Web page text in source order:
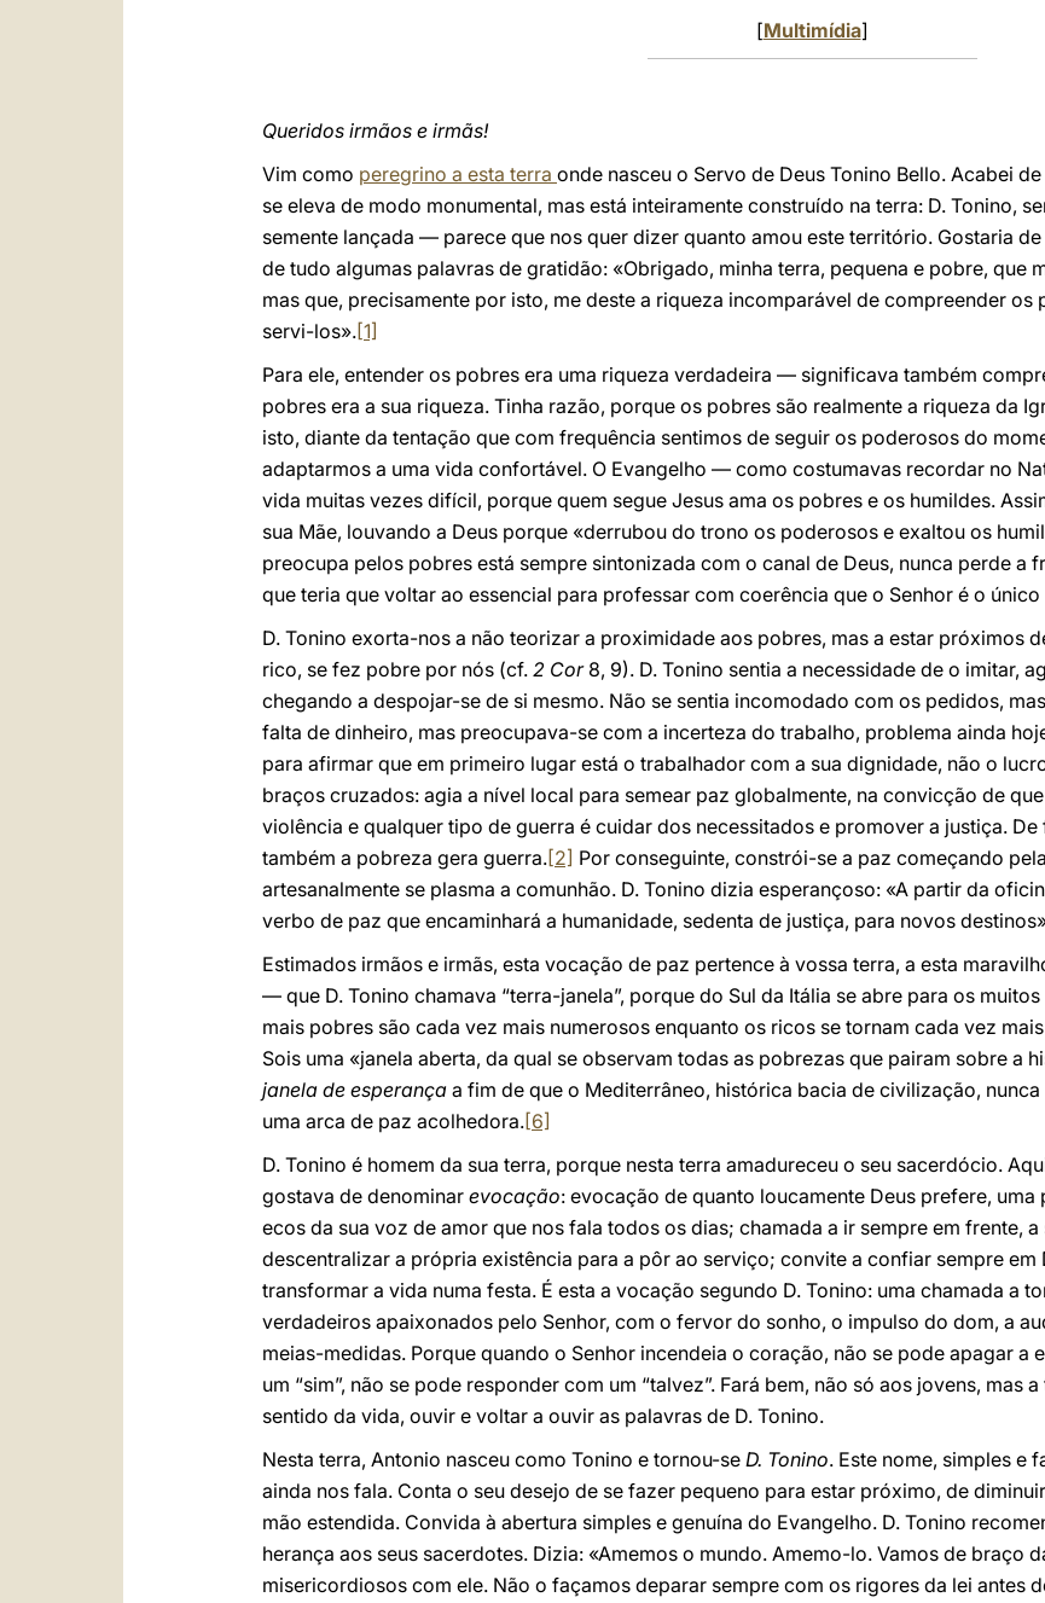
[Multimídia]
Queridos irmãos e irmãs!
Vim como peregrino a esta terra onde nasceu o Servo de Deus Tonino Bello. Acabei
se eleva de modo monumental, mas está inteiramente construído na terra: D. Tonino,
semente lançada — parece que nos quer dizer quanto amou este território. Gostaria
de tudo algumas palavras de gratidão: «Obrigado, minha terra, pequena e pobre, que
mas que, precisamente por isto, me deste a riqueza incomparável de compreender
servi-los».[1]
Para ele, entender os pobres era uma riqueza verdadeira — significava também
pobres era a sua riqueza. Tinha razão, porque os pobres são realmente a riqueza da
isto, diante da tentação que com frequência sentimos de seguir os poderosos do
adaptarmos a uma vida confortável. O Evangelho — como costumavas recordar no
vida muitas vezes difícil, porque quem segue Jesus ama os pobres e os humildes.
sua Mãe, louvando a Deus porque «derrubou do trono os poderosos e exaltou os
preocupa pelos pobres está sempre sintonizada com o canal de Deus, nunca perde a
que teria que voltar ao essencial para professar com coerência que o Senhor é o
D. Tonino exorta-nos a não teorizar a proximidade aos pobres, mas a estar próximos
rico, se fez pobre por nós (cf. 2 Cor8, 9). D. Tonino sentia a necessidade de o imitar,
chegando a despojar-se de si mesmo. Não se sentia incomodado com os pedidos,
falta de dinheiro, mas preocupava-se com a incerteza do trabalho, problema ainda
para afirmar que em primeiro lugar está o trabalhador com a sua dignidade, não o
braços cruzados: agia a nível local para semear paz globalmente, na convicção de
violência e qualquer tipo de guerra é cuidar dos necessitados e promover a justiça.
também a pobreza gera guerra.[2] Por conseguinte, constrói-se a paz começando
artesanalmente se plasma a comunhão. D. Tonino dizia esperançoso: «A partir da
verbo de paz que encaminhará a humanidade, sedenta de justiça, para novos
Estimados irmãos e irmãs, esta vocação de paz pertence à vossa terra, a esta
— que D. Tonino chamava “terra-janela”, porque do Sul da Itália se abre para os
mais pobres são cada vez mais numerosos enquanto os ricos se tornam cada vez
Sois uma «janela aberta, da qual se observam todas as pobrezas que pairam sobre a
janela de esperança a fim de que o Mediterrâneo, histórica bacia de civilização,
uma arca de paz acolhedora.[6]
D. Tonino é homem da sua terra, porque nesta terra amadureceu o seu sacerdócio.
gostava de denominar evocação: evocação de quanto loucamente Deus prefere,
ecos da sua voz de amor que nos fala todos os dias; chamada a ir sempre em frente,
descentralizar a própria existência para a pôr ao serviço; convite a confiar sempre em
transformar a vida numa festa. É esta a vocação segundo D. Tonino: uma chamada a
verdadeiros apaixonados pelo Senhor, com o fervor do sonho, o impulso do dom, a
meias-medidas. Porque quando o Senhor incendeia o coração, não se pode apagar a
um “sim”, não se pode responder com um “talvez”. Fará bem, não só aos jovens, mas
sentido da vida, ouvir e voltar a ouvir as palavras de D. Tonino.
Nesta terra, Antonio nasceu como Tonino e tornou-se D. Tonino. Este nome, simples e
ainda nos fala. Conta o seu desejo de se fazer pequeno para estar próximo, de
mão estendida. Convida à abertura simples e genuína do Evangelho. D. Tonino
herança aos seus sacerdotes. Dizia: «Amemos o mundo. Amemo-lo. Vamos de braço
misericordiosos com ele. Não o façamos deparar sempre com os rigores da lei antes